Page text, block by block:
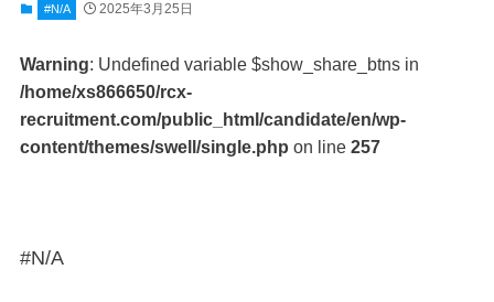
#N/A 2025年3月25日
Warning: Undefined variable $show_share_btns in
/home/xs866650/rcx-
recruitment.com/public_html/candidate/en/wp-
content/themes/swell/single.php on line 257
#N/A